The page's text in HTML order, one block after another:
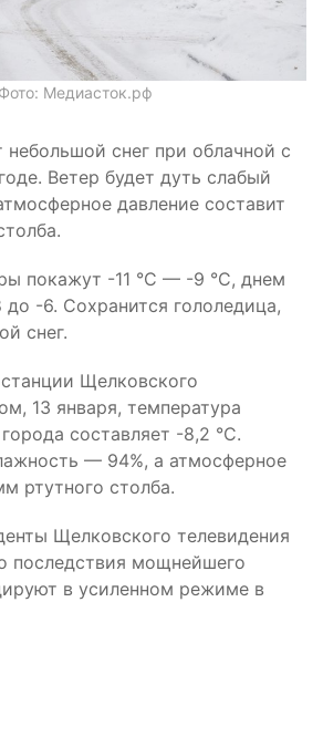
Фото: Медиасток.рф
снег при облачной с
Ветер будет дуть слабый
давление составит
покажут -11 °C — -9 °C, днем
-6. Сохранится гололедица,
снег.
Щелковского
13 января, температура
составляет -8,2 °C.
— 94%, а атмосферное
ртутного столба.
Щелковского телевидения
последствия мощнейшего
в усиленном режиме в